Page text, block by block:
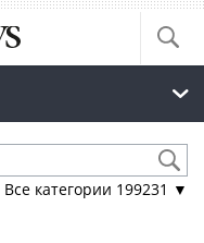
Все категории 199231 ▼